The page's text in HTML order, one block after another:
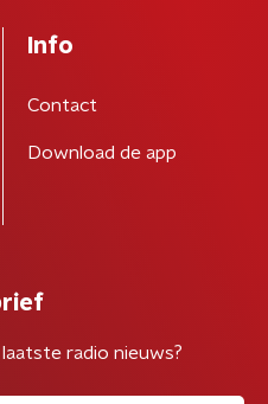
Info
Contact
Download de app
radio nieuws?